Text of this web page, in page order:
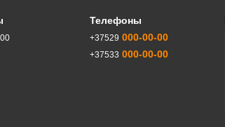
Телефоны
+37529 000-00-00
+37533 000-00-00